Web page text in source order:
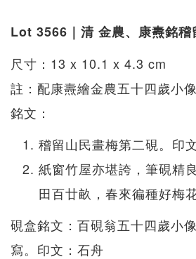
Lot 3566｜清 金農、康燾銘稽
尺寸：13 x 10.1 x 4.3 cm
註：配康燾繪金農五十四歲小
銘文：
稽留山民畫梅第二硯。印
紙窗竹屋亦堪誇，筆硯精
田百廿畝，春來徧種好梅
硯盒銘文：百硯翁五十四歲小
寫。印文：石舟